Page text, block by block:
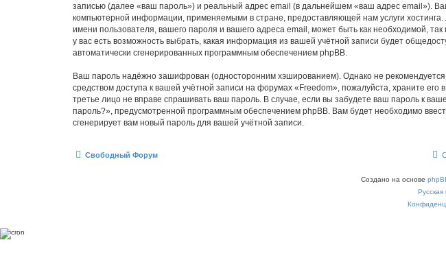
записью (далее «ваш пароль») и реальный адрес email (в дальнейшем «ваш адрес email»).
компьютерной информации, применяемыми в стране, предоставляющей нам услуги
имени пользователя, вашего пароля и вашего адреса email, может быть как необходимой,
у вас есть возможность выбрать, какая информация из вашей учётной записи будет
автоматически сгенерированных программным обеспечением phpBB.
Ваш пароль надёжно зашифрован (односторонним хэшированием). Однако не рекомендуется
средством доступа к вашей учётной записи на форумах «Freedom», пожалуйста, храните
третье лицо не вправе спрашивать ваш пароль. В случае, если вы забудете ваш пароль к
пароль?», предусмотренной программным обеспечением phpBB. Вам будет необходимо
сгенерирует вам новый пароль для вашей учётной записи.
Свободный Форум
Создано на основе